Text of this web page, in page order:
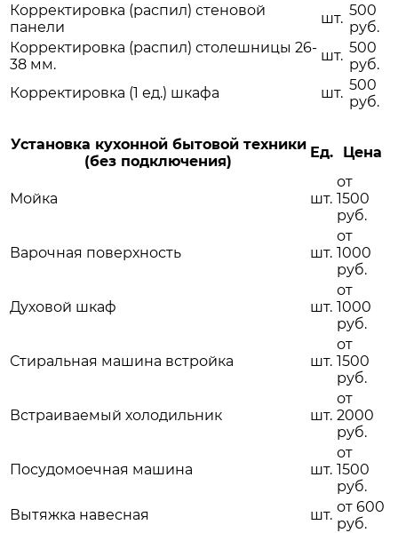
Корректировка (распил) стеновой
панели
шт. 500
руб.
Корректировка (распил) столешницы 26-
38 мм.
шт. 500
руб.
Корректировка (1 ед.) шкафа
шт. 500
руб.
Установка кухонной бытовой техники
(без подключения)
Ед. Цена
Мойка шт.
от
1500
руб.
Варочная поверхность шт.
от
1000
руб.
Духовой шкаф шт.
от
1000
руб.
Стиральная машина встройка шт.
от
1500
руб.
Встраиваемый холодильник шт.
от
2000
руб.
Посудомоечная машина шт.
от
1500
руб.
Вытяжка навесная
шт. от 600
руб.